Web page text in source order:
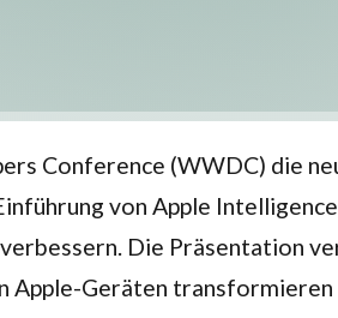
Conference (WWDC) die
von Apple
Die Präsentation
Apple-Geräten transformieren